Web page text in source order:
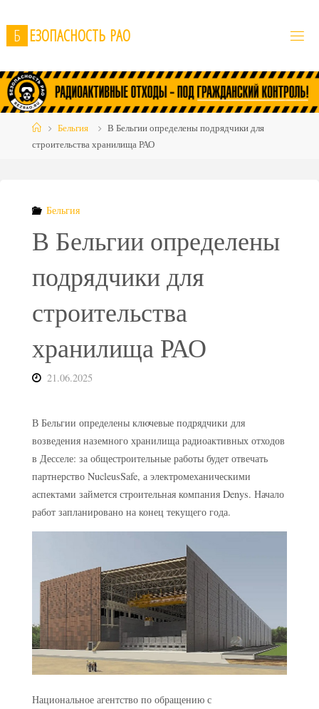
to
content
Б ЕЗОПАСНОСТЬ РАО
HomeБельгия
В Бельгии определены подрядчики для
строительства хранилища РАО
Бельгия
В Бельгии определены
подрядчики для
строительства
хранилища РАО
21.06.2025
В Бельгии определены ключевые подрядчики для
возведения наземного хранилища радиоактивных отходов
в Десселе: за общестроительные работы будет отвечать
партнерство NucleusSafe, а электромеханическими
аспектами займется строительная компания Denys. Начало
работ запланировано на конец текущего года.
Национальное агентство по обращению с